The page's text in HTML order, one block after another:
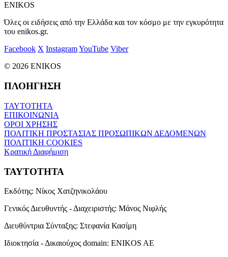
ENIKOS
Όλες οι ειδήσεις από την Ελλάδα και τον κόσμο με την εγκυρότητα
του enikos.gr.
Facebook X InstagramYouTube Viber
© 2026 ENIKOS
ΠΛΟΗΓΗΣΗ
ΤΑΥΤΟΤΗΤΑ
ΕΠΙΚΟΙΝΩΝΙΑ
ΟΡΟΙ ΧΡΗΣΗΣ
ΠΟΛΙΤΙΚΗ ΠΡΟΣΤΑΣΙΑΣ ΠΡΟΣΩΠΙΚΩΝ ΔΕΔΟΜΕΝΩΝ
ΠΟΛΙΤΙΚΗ COOKIES
Κρατική Διαφήμιση
ΤΑΥΤΟΤΗΤΑ
Εκδότης: Νίκος Χατζηνικολάου
Γενικός Διευθυντής - Διαχειριστής: Μάνος Νιφλής
Διευθύντρια Σύνταξης: Στεφανία Κασίμη
Ιδιοκτησία - Δικαιούχος domain: ENIKOS AE